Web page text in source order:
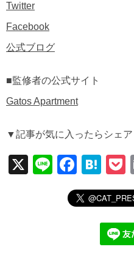
Twitter
Facebook
公式ブログ
■監修者の公式サイト
Gatos Apartment
▼記事が気に入ったらシェ
X
Li
F
a
c
H
at
e
n
a